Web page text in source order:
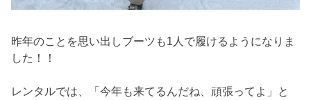
昨年のことを思い出しブーツも1人で履けるようになりま
した！！
レンタルでは、「今年も来てるんだね、頑張ってよ」と